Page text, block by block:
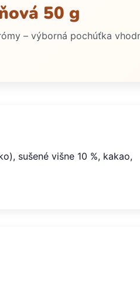
50 g
– výborná pochúťka
sušené višne 10 %, kakao,